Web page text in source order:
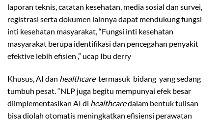
laporan teknis, catatan kesehatan, media sosial dan survei,
registrasi serta dokumen lainnya dapat mendukung fungsi
inti kesehatan masyarakat, “Fungsi inti kesehatan
masyarakat berupa identifikasi dan pencegahan penyakit
efektive lebih efisien ,” ucap Ibu derry
Khusus, AI dan healthcaretermasuk bidang yang sedang
tumbuh pesat. “NLP juga begitu mempunyai efek besar
diimplementasikan AI di healthcaredalam bentuk tulisan
bisa diolah otomatis meningkatkan efisiensi perawatan